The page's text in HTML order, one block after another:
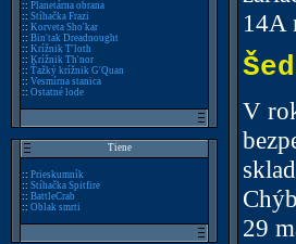
:: Planetárna obrana
:: Stíhačka Frazi
:: Korveta Sho'kar
:: Bin'tak Dreadnought
:: Krížnik T'loth
:: Krížnik Th'nor
:: Ťažký krížnik G'Quan
:: Vesmírna stanica
:: Ostatné lode
Tiene
:: Prieskumník
:: Stíhačka Spitfire
:: BattleCrab
:: Oblak smrti
14A
V
29